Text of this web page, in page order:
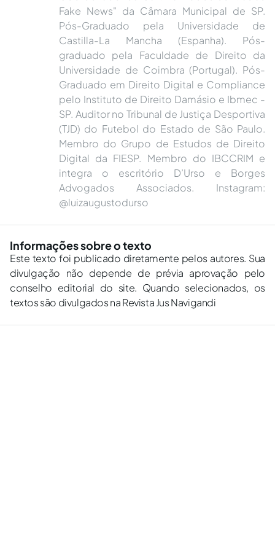
Fake News" da Câmara Municipal de SP.
Pós-Graduado pela Universidade de
Castilla-La Mancha (Espanha). Pós-
graduado pela Faculdade de Direito da
Universidade de Coimbra (Portugal). Pós-
Graduado em Direito Digital e Compliance
pelo Instituto de Direito Damásio e Ibmec -
SP. Auditor no Tribunal de Justiça Desportiva
(TJD) do Futebol do Estado de São Paulo.
Membro do Grupo de Estudos de Direito
Digital da FIESP. Membro do IBCCRIM e
integra o escritório D’Urso e Borges
Advogados Associados. Instagram:
@luizaugustodurso
Informações sobre o texto
Este texto foi publicado diretamente pelos autores. Sua
divulgação não depende de prévia aprovação pelo
conselho editorial do site. Quando selecionados, os
textos são divulgados na Revista Jus Navigandi